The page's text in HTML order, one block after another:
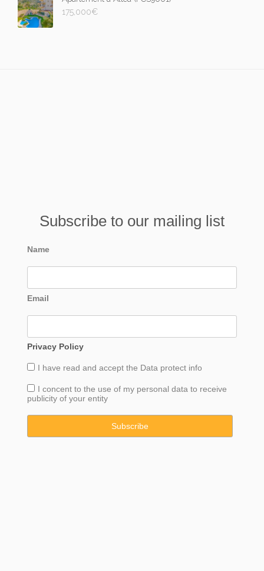
175,000€
Subscribe to our mailing list
Name
Email
Privacy Policy
I have read and accept the Data protect info
I concent to the use of my personal data to receive
publicity of your entity